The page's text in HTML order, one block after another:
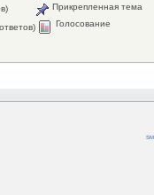
Прикрепленная тема
Голосование